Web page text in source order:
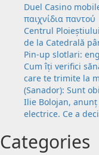
Duel Casino
παιχνίδια παντού
Centrul
de la Catedrală
Pin-up slotlari:
Cum îți verifici
care te trimite la
(Sanador): Sunt
Ilie Bolojan,
electrice. Ce a
Categories